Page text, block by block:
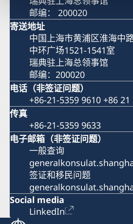
邮编： 200020
寄送地址
中国上海市黄浦区淮海中
中环广场1521-1541室
瑞典驻上海总领事馆
邮编：200020
电话（非签证问题）
+86-21-5359 9610 +86
传真
+86-21-5359 9633
电子邮箱（非签证问题）
一般查询
签证和移民问题
Social media
LinkedIn